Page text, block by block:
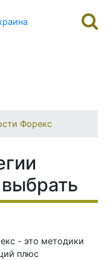
Форекс
- это методики
плюс